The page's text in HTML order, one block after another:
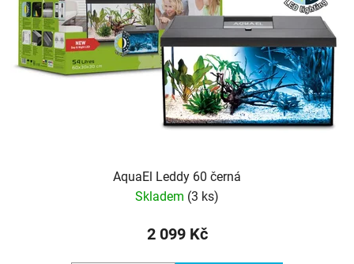
AquaEl Leddy 60 černá
Skladem (3 ks)
2 099 Kč